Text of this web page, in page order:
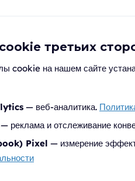
третьих
cookie на нашем сайте
— веб-аналитика.
— реклама и отслеживание
Pixel — измерение